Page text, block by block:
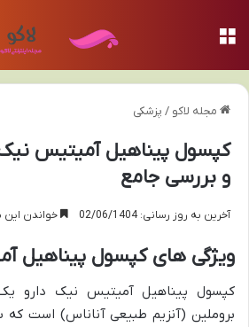
مجله لاکو / پزشکی
کپسول پیناهیل آمیتیس نیک
و بررسی جامع
آخرین به روز رسانی: 02/06/1404 خواندن این مطلب 11
ویژگی های کپسول پیناهیل
کپسول پیناهیل آمیتیس نیک دارو
بروملین (آنزیم طبیعی آناناس) است که